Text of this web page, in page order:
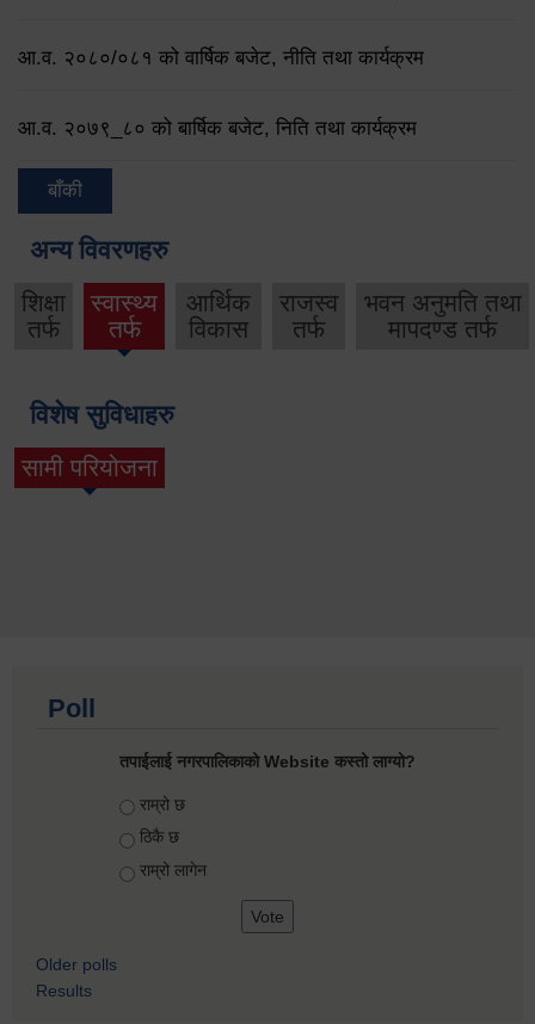
आ.व. २०८०/०८१ को वार्षिक बजेट, नीति तथा कार्यक्रम
आ.व. २०७९‌_८० को बार्षिक बजेट, निति तथा कार्यक्रम
बाँकी
अन्य विवरणहरु
शिक्षा
तर्फ
स्वास्थ्य
तर्फ
आर्थिक
विकास
राजस्व
तर्फ
भवन अनुमति तथा
मापदण्ड तर्फ
विशेष सुविधाहरु
सामी परियोजना
(active tab)
Poll
तपाईलाई नगरपालिकाको Website कस्तो लाग्यो?
Choices
राम्रो छ
ठिकै छ
राम्रो लागेन
Older polls
Results